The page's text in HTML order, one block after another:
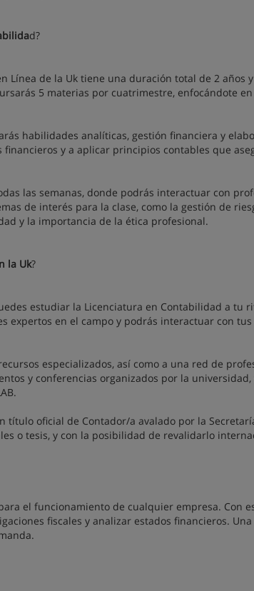
d?
Línea de la Uk tiene una duración total de 2 años
5 materias por cuatrimestre, enfocándote
habilidades analíticas, gestión financiera y
y a aplicar principios contables que
las semanas, donde podrás interactuar con
de interés para la clase, como la gestión de
y la importancia de la ética profesional.
la Uk?
estudiar la Licenciatura en Contabilidad a tu
expertos en el campo y podrás interactuar con
especializados, así como a una red de
y conferencias organizados por la
oficial de Contador/a avalado por la
o tesis, y con la posibilidad de revalidarlo
el funcionamiento de cualquier empresa. Con
fiscales y analizar estados financieros.